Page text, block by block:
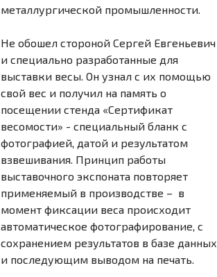
металлургической промышленности.
Не обошел стороной Сергей Евгеньевич
и специально разработанные для
выставки весы. Он узнал с их помощью
свой вес и получил на память о
посещении стенда «Сертификат
весомости» - специальный бланк с
фотографией, датой и результатом
взвешивания. Принцип работы
выставочного экспоната повторяет
применяемый в производстве – в
момент фиксации веса происходит
автоматическое фотографирование, с
сохранением результатов в базе данных
и последующим выводом на печать.